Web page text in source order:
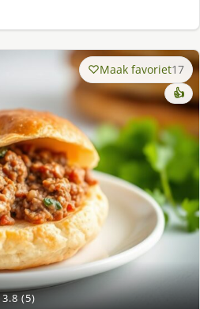
3.8 (5)
Maak favoriet17
👍